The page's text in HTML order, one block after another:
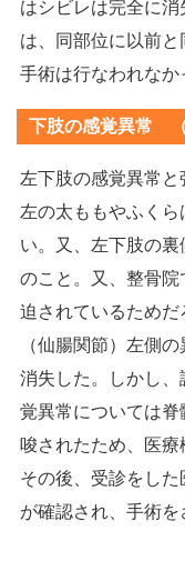
はシビレは完全に
は、同部位に以前と
手術は行なわれなか
下肢の感覚異常
左下肢の感覚異常
左の太ももやふくら
い。又、左下肢の
のこと。又、整骨
迫されているため
（仙腸関節）左側
消失した。しかし
覚異常については
唆されたため、医療
その後、受診をし
が確認され、手術を